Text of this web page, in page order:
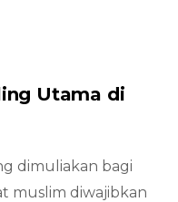
Utama di
dimuliakan bagi
muslim diwajibkan